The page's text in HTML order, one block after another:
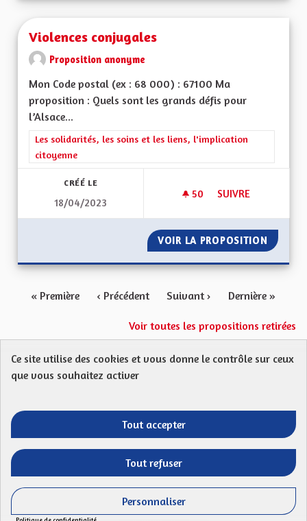
Violences conjugales
Proposition anonyme
Mon Code postal (ex : 68 000) : 67100 Ma
proposition : Quels sont les grands défis pour
l’Alsace...
Filtrer les résultats de la catégorie : Les solidarités, les soins
Les solidarités, les soins et les liens, l'implication
citoyenne
CRÉÉ LE
18/04/2023
50 50 ABONNÉS
SUIVRE
VOIR LA PROPOSITION
« Première ‹ Précédent Suivant › Dernière »
Voir toutes les propositions retirées
Protection des Données
Télécharger les fichiers Open Data
Entre vos mains - Collectivité
Entre vos mains - Collectivité
Entre vos mains - Collectivité
Entre vos mains -
(Lien externe)
(Lien externe)
Panneau de gestion des cookies
Ce site utilise des cookies et vous donne le contrôle sur ceux
que vous souhaitez activer
Tout accepter
Tout refuser
Personnaliser